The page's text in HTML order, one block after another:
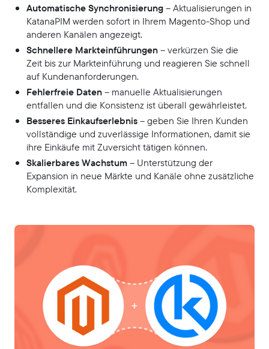
Automatische Synchronisierung– Aktualisierungen in
KatanaPIM werden sofort in Ihrem Magento-Shop und
anderen Kanälen angezeigt.
Schnellere Markteinführungen– verkürzen Sie die
Zeit bis zur Markteinführung und reagieren Sie schnell
auf Kundenanforderungen.
Fehlerfreie Daten– manuelle Aktualisierungen
entfallen und die Konsistenz ist überall gewährleistet.
Besseres Einkaufserlebnis– geben Sie Ihren Kunden
vollständige und zuverlässige Informationen, damit sie
ihre Einkäufe mit Zuversicht tätigen können.
Skalierbares Wachstum– Unterstützung der
Expansion in neue Märkte und Kanäle ohne zusätzliche
Komplexität.